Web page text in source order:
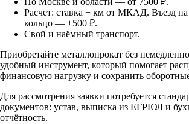
Расчет: ставка + км от МКАД. Въезд
кольцо — +500 ₽.
Свой и наёмный транспорт.
Приобретайте металлопрокат без
удобный инструмент, который помогает
финансовую нагрузку и сохранить
Для рассмотрения заявки потребуется
документов: устав, выписка из ЕГРЮЛ и
отчётность.